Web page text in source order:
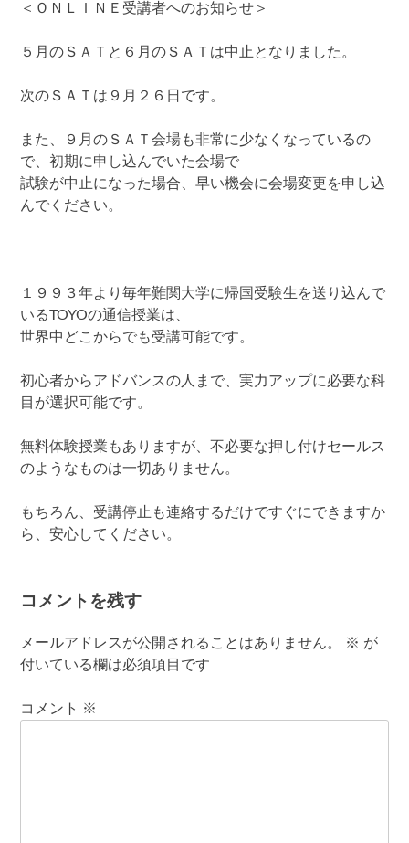
＜ＯＮＬＩＮＥ受講者へのお知らせ＞
５月のＳＡＴと６月のＳＡＴは中止となりました。
次のＳＡＴは９月２６日です。
また、９月のＳＡＴ会場も非常に少なくなっているの
で、初期に申し込んでいた会場で
試験が中止になった場合、早い機会に会場変更を申し込
んでください。
１９９３年より毎年難関大学に帰国受験生を送り込んで
いるTOYOの通信授業は、
世界中どこからでも受講可能です。
初心者からアドバンスの人まで、実力アップに必要な科
目が選択可能です。
無料体験授業もありますが、不必要な押し付けセールス
のようなものは一切ありません。
もちろん、受講停止も連絡するだけですぐにできますか
ら、安心してください。
コメントを残す
メールアドレスが公開されることはありません。 ※ が
付いている欄は必須項目です
コメント ※